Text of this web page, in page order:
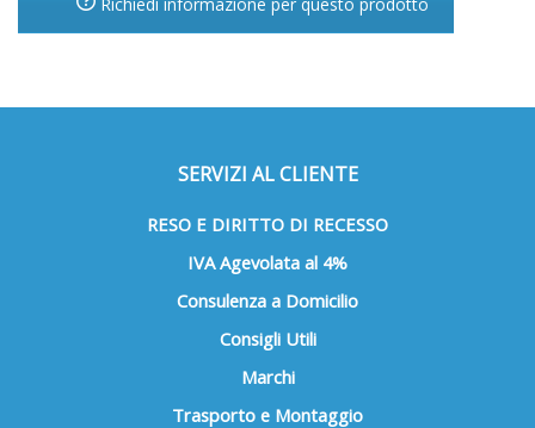
SERVIZI AL CLIENTE
RESO E DIRITTO DI RECESSO
IVA Agevolata al 4%
Consulenza a Domicilio
Consigli Utili
Marchi
Trasporto e Montaggio